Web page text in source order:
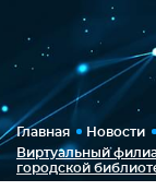
Главная
Новости
Виртуальный
городской